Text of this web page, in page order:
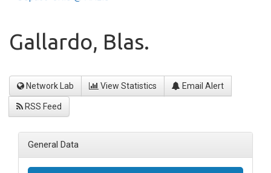
Gallardo, Blas.
Network Lab View Statistics Email Alert
RSS Feed
General Data